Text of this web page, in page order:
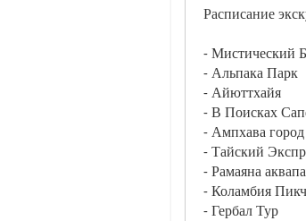
Расписание
- Мистический
- Альпака Парк
- Айюттхайя
- В Поисках
- Ампхава город
- Тайский
- Рамаяна
- Коламбия
- Гербал Тур